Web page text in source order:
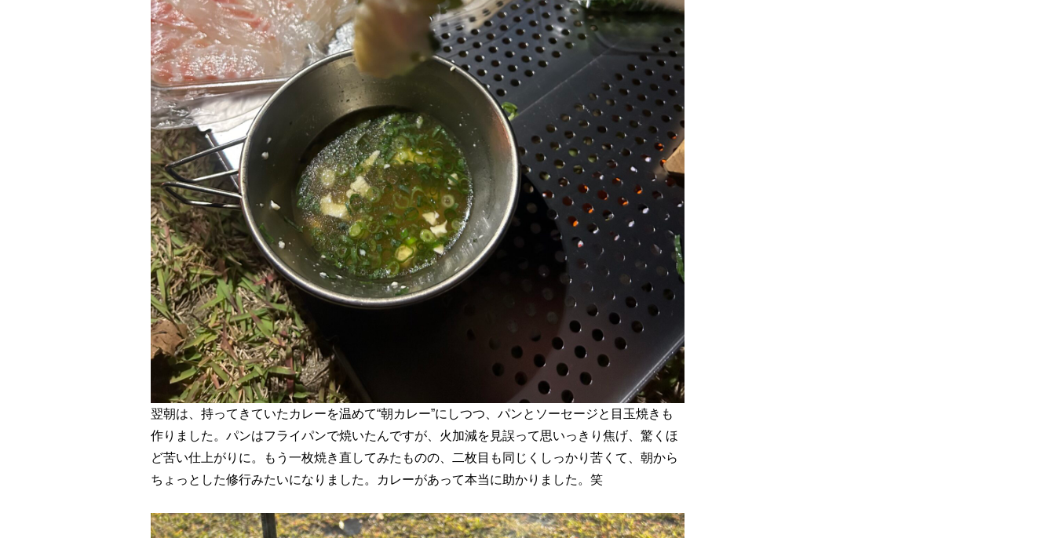
翌朝は、持ってきていたカレーを温めて“朝カレー”にしつつ、パンとソーセージと目玉焼きも
作りました。パンはフライパンで焼いたんですが、火加減を見誤って思いっきり焦げ、驚くほ
ど苦い仕上がりに。もう一枚焼き直してみたものの、二枚目も同じくしっかり苦くて、朝から
ちょっとした修行みたいになりました。カレーがあって本当に助かりました。笑